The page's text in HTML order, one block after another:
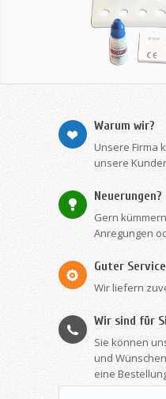
Warum wir?
Unsere Firma
unsere
Neuerungen?
Gern
Anregungen
Guter
Wir liefern
Wir sind für
Sie können
und
eine